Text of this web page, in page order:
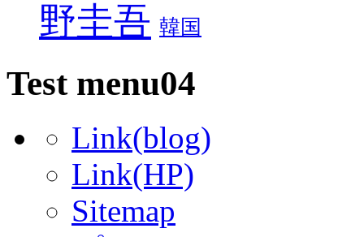
野圭吾 韓国
Test menu04
Link(blog)
Link(HP)
Sitemap